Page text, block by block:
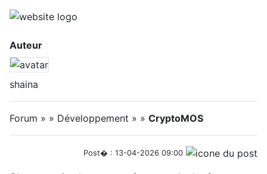
Auteur
shaina
Forum » » Développement » » CryptoMOS
Post� : 13-04-2026 09:00